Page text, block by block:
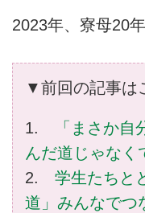
2023年、寮母20
▼前回の記事は
1.
「まさか
んだ道じゃなく
2. 学生たちと
道」みんなでつ